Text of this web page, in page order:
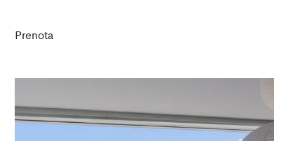
Prenota